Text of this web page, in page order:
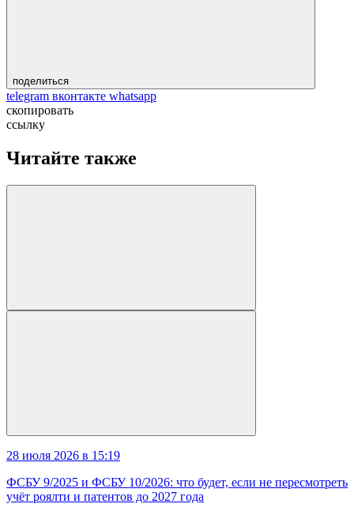
поделиться
telegram вконтакте whatsapp
скопировать
ссылку
Читайте также
28 июля 2026 в 15:19
ФСБУ 9/2025 и ФСБУ 10/2026: что будет, если не пересмотреть
учёт роялти и патентов до 2027 года